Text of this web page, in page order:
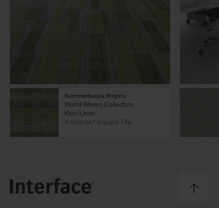
Summerhouse Brights
World Woven Collection
Kiwi/Linen
4 colores
Square Tile